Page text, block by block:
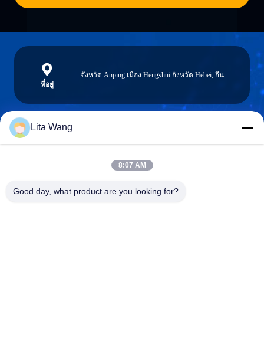
ที่อยู่
จังหวัด Anping เมือง Hengshui จังหวัด Hebei, จีน
lita@screenmeshnet.com
Lita Wang
8:07 AM
Good day, what product are you looking for?